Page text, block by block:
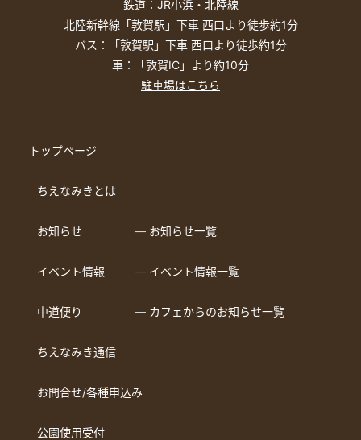
鉄道：JR小浜・北陸線
北陸新幹線「敦賀駅」下車 西口より徒歩約1分
バス：「敦賀駅」下車 西口より徒歩約1分
車：「敦賀IC」より約10分
駐車場はこちら
トップページ
ちえなみきとは
お知らせ ― お知らせ一覧
イベント情報 ― イベント情報一覧
中道便り ― カフェからのお知らせ一覧
ちえなみき通信
お問合せ/各種申込み
公園使用受付